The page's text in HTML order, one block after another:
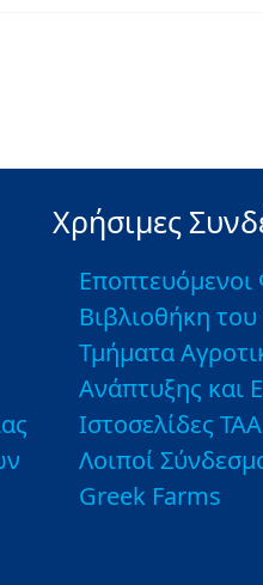
Χρήσιμες
Εποπτευόμενοι
Βιβλιοθήκη
Τμήματα
Ανάπτυξης και
Ιστοσελίδες
Λοιποί
Greek Farms